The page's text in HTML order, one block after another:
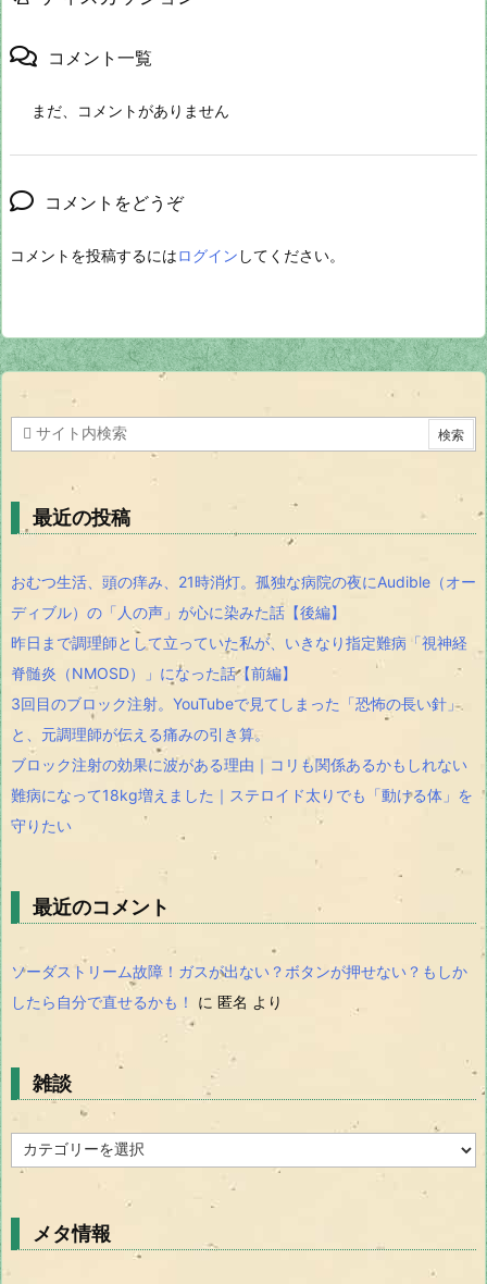
コメント一覧
まだ、コメントがありません
コメントをどうぞ
コメントを投稿するにはログイン してください。
最近の投稿
おむつ生活、頭の痒み、21時消灯。孤独な病院の夜にAudible（オー
ディブル）の「人の声」が心に染みた話【後編】
昨日まで調理師として立っていた私が、いきなり指定難病「視神経
脊髄炎（NMOSD）」になった話【前編】
3回目のブロック注射。YouTubeで見てしまった「恐怖の長い針」
と、元調理師が伝える痛みの引き算。
ブロック注射の効果に波がある理由｜コリも関係あるかもしれない
難病になって18kg増えました｜ステロイド太りでも「動ける体」を
守りたい
最近のコメント
ソーダストリーム故障！ガスが出ない？ボタンが押せない？もしか
したら自分で直せるかも！
に 匿名 より
雑談
談
メタ情報